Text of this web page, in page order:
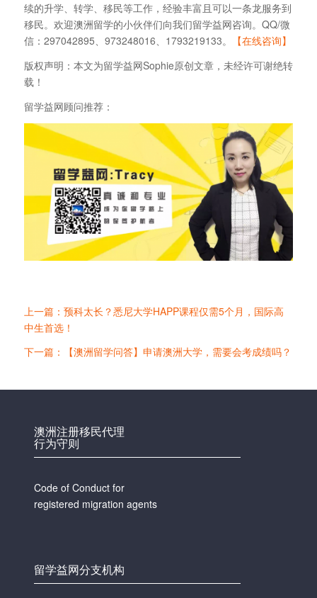
续的升学、转学、移民等工作，经验丰富且可以一条龙服务到
移民。欢迎澳洲留学的小伙伴们向我们留学益网咨询。QQ/微
信：297042895、973248016、1793219133。
【在线咨询】
版权声明：本文为留学益网Sophie原创文章，未经许可谢绝转
载！
留学益网顾问推荐：
上一篇：预科太长？悉尼大学HAPP课程仅需5个月，国际高
中生首选！
下一篇：【澳洲留学问答】申请澳洲大学，需要会考成绩吗？
澳洲注册移民代理
行为守则
Code of Conduct for
registered migration agents
留学益网分支机构